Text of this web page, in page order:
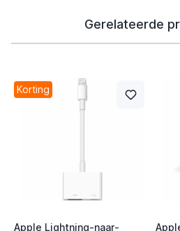
Gerelateerde
Korting
Apple Lightning-naar-